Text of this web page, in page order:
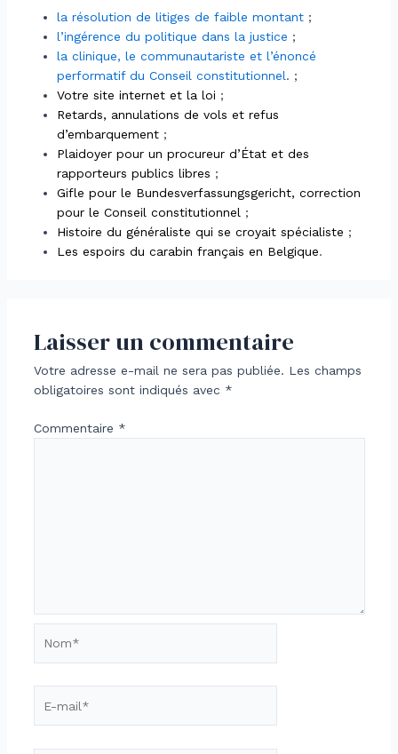
la résolution de litiges de faible montant;
l’ingérence du politique dans la justice ;
la clinique, le communautariste et l’énoncé
performatif du Conseil constitutionnel. ;
Votre site internet et la loi ;
Retards, annulations de vols et refus
d’embarquement;
Plaidoyer pour un procureur d’État et des
rapporteurs publics libres ;
Gifle pour le Bundesverfassungsgericht, correction
pour le Conseil constitutionnel ;
Histoire du généraliste qui se croyait spécialiste ;
Les espoirs du carabin français en Belgique.
Laisser un commentaire
Votre adresse e-mail ne sera pas publiée. Les champs
obligatoires sont indiqués avec *
Commentaire *
mail*